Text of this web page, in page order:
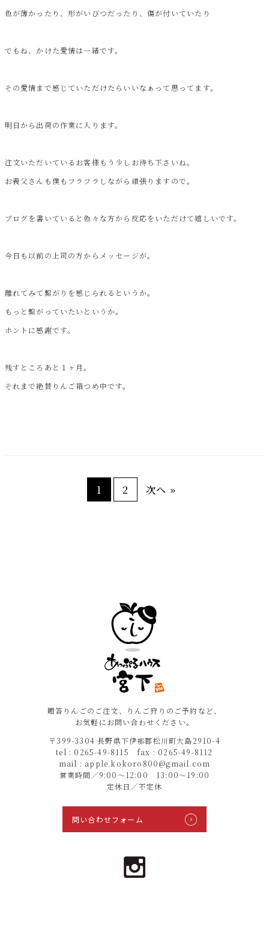
色が薄かったり、形がいびつだったり、傷が付いていたり
でもね、かけた愛情は一緒です。
その愛情まで感じていただけたらいいなぁって思ってます。
明日から出荷の作業に入ります。
注文いただいているお客様もう少しお待ち下さいね。
お義父さんも僕もフラフラしながら頑張りますので。
ブログを書いていると色々な方から反応をいただけて嬉しいです。
今日も以前の上司の方からメッセージが。
離れてみて繋がりを感じられるというか。
もっと繋がっていたいというか。
ホントに感謝です。
残すところあと１ヶ月。
それまで絶賛りんご箱つめ中です。
1 2 次へ »
贈答りんごのご注文、りんご狩りのご予約など、
お気軽にお問い合わせください。
〒399-3304 長野県下伊那郡松川町大島2910-4
tel : 0265-49-8115 fax : 0265-49-8112
mail : apple.kokoro800@gmail.com
営業時間／9:00〜12:00 13:00〜19:00
定休日／不定休
問い合わせフォーム